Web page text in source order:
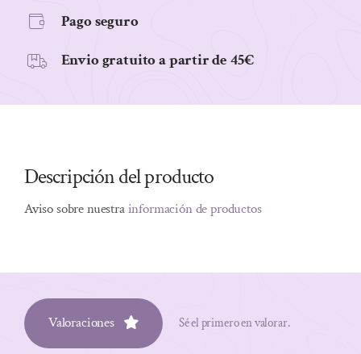
Pago seguro
Envio gratuito a partir de 45€
Descripción del producto
Aviso sobre nuestrainformación de productos
Valoraciones Sé el primero en valorar.